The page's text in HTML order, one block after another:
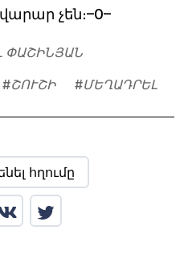
չեն։–0–
ՓԱՇԻՆՅԱՆ
#ՇՈՒՇԻ #ՄԵՂԱԴՐԵԼ
հղումը